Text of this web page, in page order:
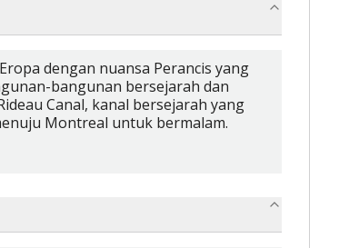
dengan nuansa Perancis yang
bangunan bersejarah dan
Canal, kanal bersejarah yang
Montreal untuk bermalam.